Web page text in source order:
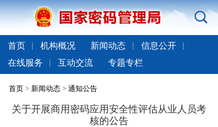
首页 机构概况 新闻动态
信息公开
在线服务
互动交流 专题专栏
首页> 新闻动态> 通知公告
关于开展商用密码应用安全性评估从业人员考
核的公告